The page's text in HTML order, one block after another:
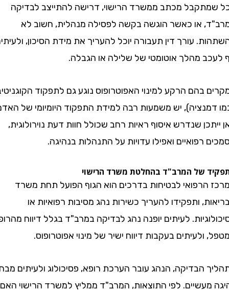
מכתב ממשרד הרישוי, דרישה להתייצב לבדיקה
או כאשר הוגשה בקשה לפסילה מנהלית, חשוב לא
עורך דין תעבורה יוכל להעריך את מידת הסיכון, ולעיתים
מהלך אוטומטי של שלילה או הגבלה.
בהם הרקע למינוי האפוטרופוס נוגע גם לתפקוד הקוגניטיבי
יש משמעות רבה למידת התפקוד היומיומי של האדם.
שנדרש איסוף ראיות רחב שכולל חוות דעת נוירולוגית,
רפואיים ואפילו עדויות על התנהלות בנהיגה.
של המרב"ד בהחלטת משרד הרישוי
לבטיחות בדרכים הוא הגוף הפועל תחת משרד
ותפקידו להעריך כשירות נהג מסיבות רפואיות או
לעיתים יופנה נהג לבדיקה במרב"ד בגלל דיווח מהרופא
בעקבות דיווח ישיר של מינוי אפוטרופוס.
הבדיקה, הנהג עובר הערכת רופא, פסיכולוג ולעיתים מבחני
לפי התוצאות, המרב"ד ממליץ למשרד הרישוי האם